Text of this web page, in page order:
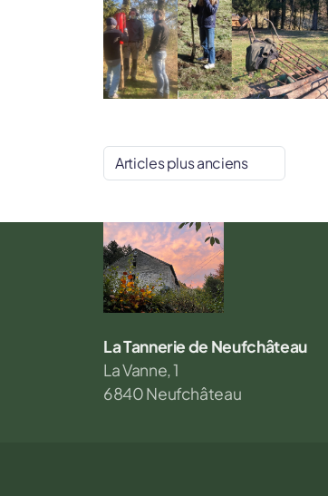
Articles plus anciens
La Tannerie de Neufchâteau
La Vanne, 1
6840 Neufchâteau